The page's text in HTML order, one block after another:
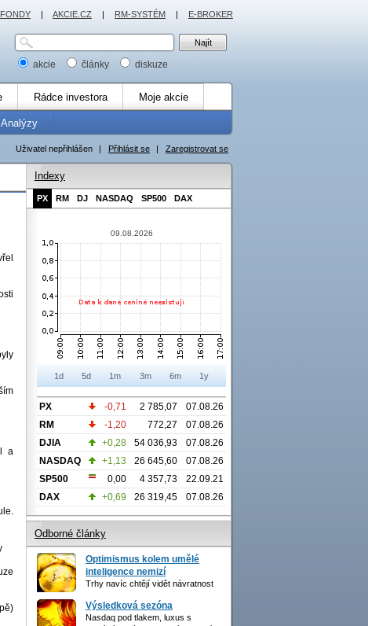
akcie články diskuze
Rádce investora Moje akcie
Analýzy
Uživatel nepřihlášen | Přihlásit se | Zaregistrovat se
a
Indexy
PX RM DJ NASDAQ SP500 DAX
09.08.2026
1d 5d 1m 3m 6m 1y
PX -0,71 2 785,07
07.08.26
RM
-1,20 772,27
07.08.26
DJIA
+0,28 54 036,93
07.08.26
NASDAQ
+1,13 26 645,60
07.08.26
SP500
0,00 4 357,73
22.09.21
DAX
+0,69 26 319,45 07.08.26
Odborné články
Optimismus kolem umělé
inteligence nemizí
Trhy navíc chtějí vidět návratnost
Výsledková sezóna
Nasdaq pod tlakem, luxus s
| AKCIE.CZ | RM-SYSTÉM | E-BROKER